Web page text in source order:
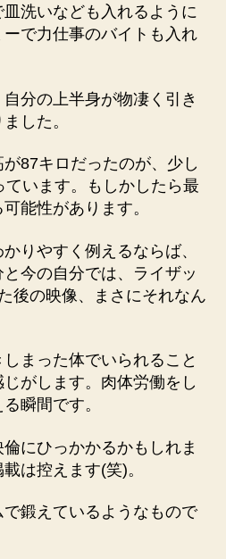
洗いなども入れるように
で力仕事のバイトも入れ
分の上半身が物凄く引き
した。
87キロだったのが、少し
います。もしかしたら最
能性があります。
りやすく例えるならば、
今の自分では、ライザッ
後の映像、まさにそれなん
まった体でいられること
がします。肉体労働をし
瞬間です。
倫にひっかかるかもしれま
は控えます(笑)。
鍛えているようなもので